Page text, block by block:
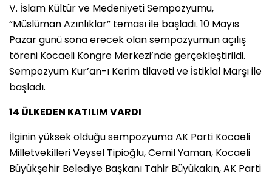
V. İslam Kültür ve Medeniyeti Sempozyumu,
“Müslüman Azınlıklar” teması ile başladı. 10 Mayıs
Pazar günü sona erecek olan sempozyumun açılış
töreni Kocaeli Kongre Merkezi’nde gerçekleştirildi.
Sempozyum Kur’an-ı Kerim tilaveti ve İstiklal Marşı ile
başladı.
14 ÜLKEDEN KATILIM VARDI
İlginin yüksek olduğu sempozyuma AK Parti Kocaeli
Milletvekilleri Veysel Tipioğlu, Cemil Yaman, Kocaeli
Büyükşehir Belediye Başkanı Tahir Büyükakın, AK Parti